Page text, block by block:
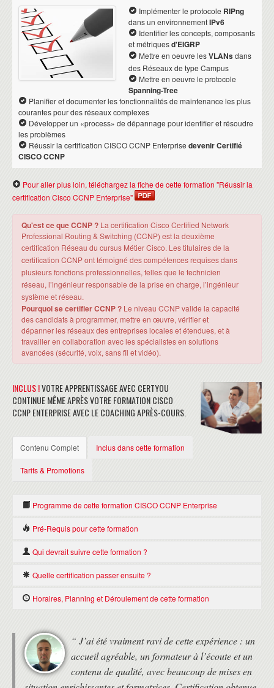
Implémenter le protocole RIPng
dans un environnementIPv6
Identifier les concepts, composants
et métriquesd'EIGRP
Mettre en oeuvre lesVLANsdans
des Réseaux de type Campus
Mettre en oeuvre le protocole
Spanning-Tree
Planifier et documenter les fonctionnalités de maintenance les plus
courantes pour des réseaux complexes
Développer un «process» de dépannage pour identifier et résoudre
les problèmes
Réussir la certification CISCO CCNP Enterprise devenir Certifié
CISCO CCNP
Pour aller plus loin, téléchargez la fiche de cette formation "Réussir la
certification Cisco CCNP Enterprise"
Qu'est ce que CCNP ? La certification Cisco Certified Network
Professional Routing & Switching (CCNP) est la deuxième
certification Réseau du cursus Métier Cisco. Les titulaires de la
certification CCNP ont témoigné des compétences requises dans
plusieurs fonctions professionnelles, telles que le technicien
réseau, l’ingénieur responsable de la prise en charge, l’ingénieur
système et réseau.
Pourquoi se certifier CCNP ? Le niveau CCNP valide la capacité
des candidats à programmer, mettre en œuvre, vérifier et
dépanner les réseaux des entreprises locales et étendues, et à
travailler en collaboration avec les spécialistes en solutions
avancées (sécurité, voix, sans fil et vidéo).
INCLUS !VOTRE APPRENTISSAGE AVEC CERTYOU
CONTINUE MÊME APRÈS VOTRE FORMATION CISCO
CCNP ENTERPRISE AVEC LE COACHING APRÈS-COURS.
Contenu Complet Inclus dans cette formation
Tarifs & Promotions
Programme de cette formation CISCO CCNP Enterprise
PARTIE 1 : ENCOR (
OEUVRE ET OPÉRATIONS DES
TECHNOLOGIES RÉSEAUX CISCO
Cette Semaine de formation correspond à la formation Cisco ENCOR
ETUDE DE L'ARCHITECTURE RÉSEAU ENTREPRISE CISCO
Modèle de l'architecture entreprise Cisco
Fondamentaux d'architecture LAN Campus
Pré-Requis pour cette formation
Avoir la certificationCisco CCNA.
Qui devrait suivre cette formation ?
Toute personne travaillant dans l'industrie IT, qui a sa certification
professionnels amenés à travailler en environnement technique
Quelle certification passer ensuite ?
CCNP Concentration : Wireless
CCIE
ITIL Foundation
Horaires, Planning et Déroulement de cette formation
HORAIRES
• Formation de 9h30 à 17h30 le premier jour, puis de 9h à 17h.
• Deux pauses de 15 minutes le matin et l'après-midi.
• 1 heure de pause déjeuner
“ J’ai été vraiment ravi de cette expérience : un
accueil agréable, un formateur à l’écoute et un
contenu de qualité, avec beaucoup de mises en